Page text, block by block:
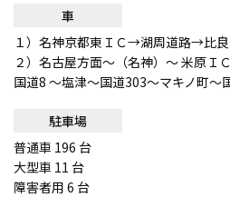
車
１）名神京都東ＩＣ→湖周道路→比
２）名古屋方面〜（名神）〜 米原Ｉ
国道8 〜塩津〜国道303〜マキノ町〜
駐車場
普通車 196 台
大型車 11 台
障害者用 6 台